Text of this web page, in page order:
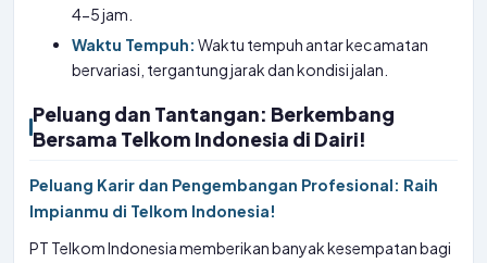
4-5 jam.
Waktu Tempuh: Waktu tempuh antar kecamatan
bervariasi, tergantung jarak dan kondisi jalan.
Peluang dan Tantangan: Berkembang
Bersama Telkom Indonesia di Dairi!
Peluang Karir dan Pengembangan Profesional: Raih
Impianmu di Telkom Indonesia!
PT Telkom Indonesia memberikan banyak kesempatan bagi